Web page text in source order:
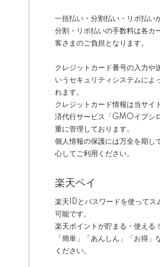
一括払い・分割払い・リボ払い
分割・リボ払いの手数料は各カ
客さまのご負担となります。
クレジットカード番号の入力や
いうセキュリティシステムによ
れます。
クレジットカード情報は当サイ
済代行サービス「GMOイプシ
重に管理しております。
個人情報の保護には万全を期し
心してご利用ください。
楽天ペイ
楽天IDとパスワードを使ってス
可能です。
楽天ポイントが貯まる・使える！
「簡単」「あんしん」「お得」
ください。